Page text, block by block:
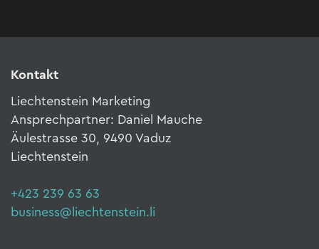
Kontakt
Liechtenstein Marketing
Ansprechpartner: Daniel Mauche
Äulestrasse 30, 9490 Vaduz
Liechtenstein
+423 239 63 63
business@liechtenstein.li